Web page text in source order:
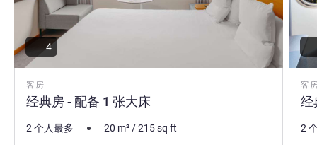
客房
经典房 - 配备 1 张大床
4
2 个人最多 20 m²/215sq ft
客
经
2